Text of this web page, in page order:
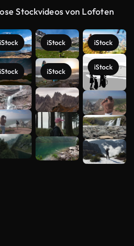
Stockvideos von Lofoten
iStock
iStock
iStock
iStock
iStock
iStock
Mehr
anzeigen